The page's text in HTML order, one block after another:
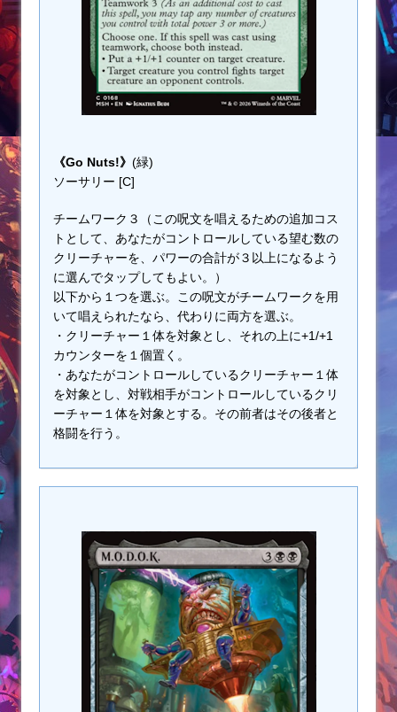
《Go Nuts!》 (緑)
ソーサリー [C]
チームワーク３（この呪文を唱えるための追加コス
トとして、あなたがコントロールしている望む数の
クリーチャーを、パワーの合計が３以上になるよう
に選んでタップしてもよい。）
以下から１つを選ぶ。この呪文がチームワークを用
いて唱えられたなら、代わりに両方を選ぶ。
・クリーチャー１体を対象とし、それの上に+1/+1
カウンターを１個置く。
・あなたがコントロールしているクリーチャー１体
を対象とし、対戦相手がコントロールしているクリ
ーチャー１体を対象とする。その前者はその後者と
格闘を行う。